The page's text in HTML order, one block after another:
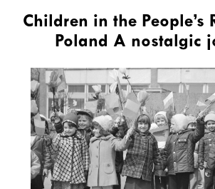
Children in the People’s
Poland A nostalgic